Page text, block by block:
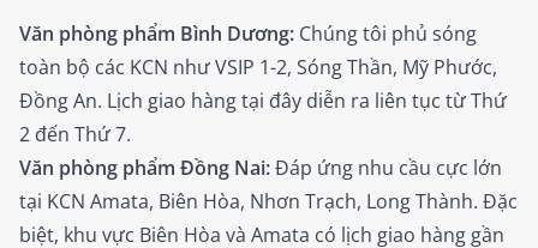
Văn phòng phẩm Bình Dương: Chúng tôi phủ sóng
toàn bộ các KCN như VSIP 1-2, Sóng Thần, Mỹ Phước,
Đồng An. Lịch giao hàng tại đây diễn ra liên tục từ Thứ
2 đến Thứ 7.
Văn phòng phẩm Đồng Nai:Đáp ứng nhu cầu cực lớn
tại KCN Amata, Biên Hòa, Nhơn Trạch, Long Thành. Đặc
biệt, khu vực Biên Hòa và Amata có lịch giao hàng gần